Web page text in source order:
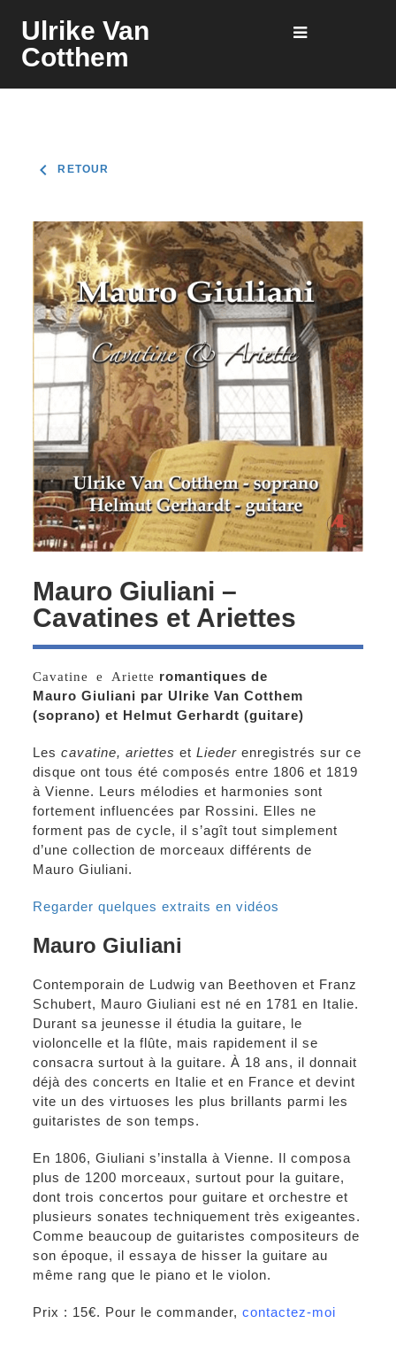
Ulrike Van
Cotthem
keyboard_arrow_left RETOUR
Mauro Giuliani –
Cavatines et Ariettes
Cavatine e Ariette romantiques de
Mauro Giuliani par Ulrike Van Cotthem
(soprano) et Helmut Gerhardt (guitare)
Lescavatine, ariettes etLieder enregistrés sur ce
disque ont tous été composés entre 1806 et 1819
à Vienne. Leurs mélodies et harmonies sont
fortement influencées par Rossini. Elles ne
forment pas de cycle, il s’agît tout simplement
d’une collection de morceaux différents de
Mauro Giuliani.
Regarder quelques extraits en vidéos
Mauro Giuliani
Contemporain de Ludwig van Beethoven et Franz
Schubert, Mauro Giuliani est né en 1781 en Italie.
Durant sa jeunesse il étudia la guitare, le
violoncelle et la flûte, mais rapidement il se
consacra surtout à la guitare. À 18 ans, il donnait
déjà des concerts en Italie et en France et devint
vite un des virtuoses les plus brillants parmi les
guitaristes de son temps.
En 1806, Giuliani s’installa à Vienne. Il composa
plus de 1200 morceaux, surtout pour la guitare,
dont trois concertos pour guitare et orchestre et
plusieurs sonates techniquement très exigeantes.
Comme beaucoup de guitaristes compositeurs de
son époque, il essaya de hisser la guitare au
même rang que le piano et le violon.
Prix : 15€. Pour le commander,contactez-moi